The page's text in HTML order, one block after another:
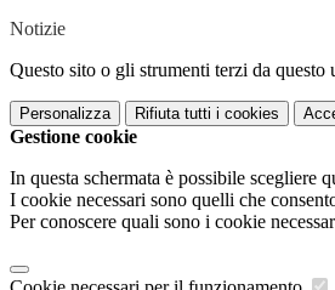
Notizie
Questo sito o gli strumenti terzi da
Personalizza Rifiuta tutti i cookies
Gestione cookie
In questa schermata è possibile scegliere
I cookie necessari sono quelli che
Per conoscere quali sono i cookie